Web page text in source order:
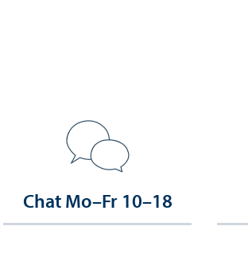
Chat Mo–Fr 10–18